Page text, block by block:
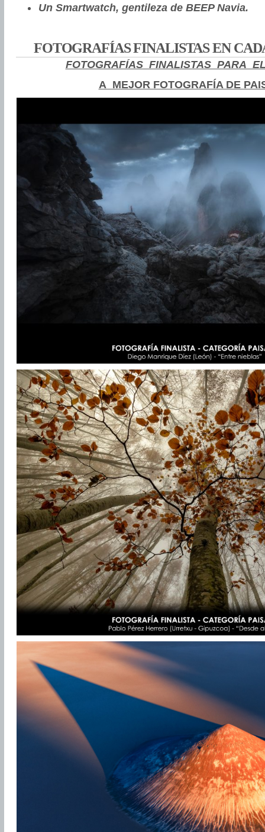
Un Smartwatch, gentileza de BEEP Navia.
FOTOGRAFÍAS FINALISTAS EN
FOTOGRAFÍAS FINALISTAS PARA
A MEJOR FOTOGRAFÍA DE